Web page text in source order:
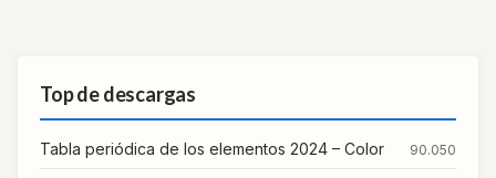
Top de descargas
Tabla periódica de los elementos 2024 – Color 90.050